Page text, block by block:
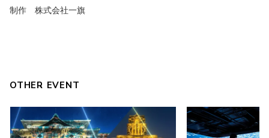
制作 株式会社一旗
OTHER EVENT